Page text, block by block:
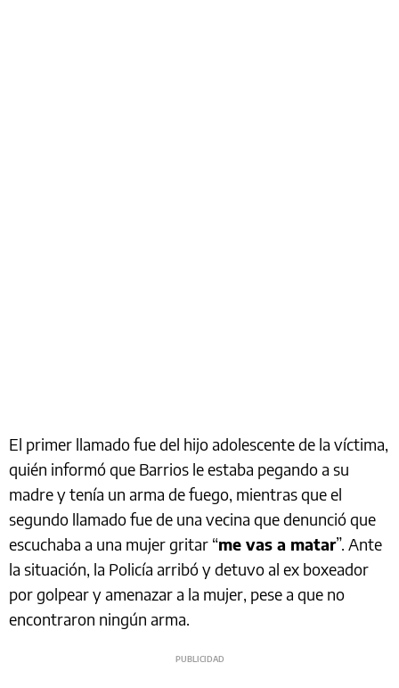
El primer llamado fue del hijo adolescente de la víctima,
quién informó que Barrios le estaba pegando a su
madre y tenía un arma de fuego, mientras que el
segundo llamado fue de una vecina que denunció que
escuchaba a una mujer gritar “me vas a matar”. Ante
la situación, la Policía arribó y detuvo al ex boxeador
por golpear y amenazar a la mujer, pese a que no
encontraron ningún arma.